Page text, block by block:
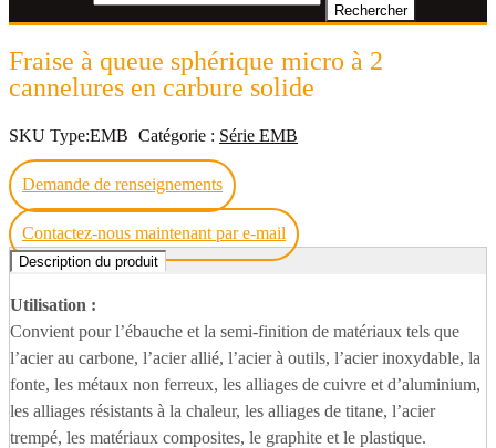
Rechercher
Fraise à queue sphérique micro à 2
cannelures en carbure solide
SKU Type:EMB Catégorie : Série EMB
Demande de renseignements
Contactez-nous maintenant par e-mail
Description du produit
Utilisation :
Convient pour l’ébauche et la semi-finition de matériaux tels que
l’acier au carbone, l’acier allié, l’acier à outils, l’acier inoxydable, la
fonte, les métaux non ferreux, les alliages de cuivre et d’aluminium,
les alliages résistants à la chaleur, les alliages de titane, l’acier
trempé, les matériaux composites, le graphite et le plastique.